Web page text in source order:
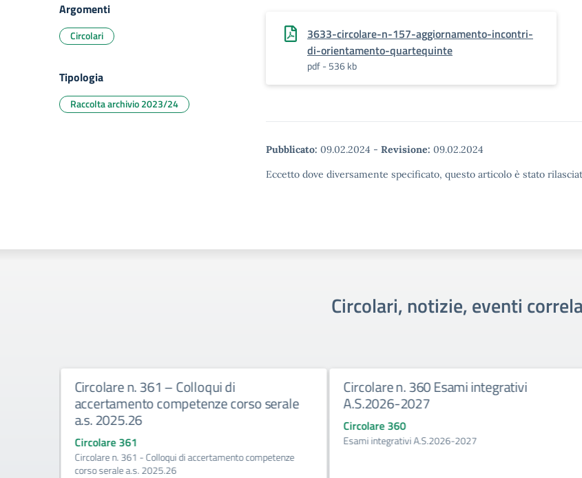
3633-circolare-n-157-aggiornamento-incontri-
di-orientamento-quartequinte
pdf - 536 kb
Pubblicato: 09.02.2024 - Revisione: 09.02.2024
Eccetto dove diversamente specificato, questo articolo è stato
Argomenti
Circolari
Tipologia
Raccolta archivio 2023/24
Circolari, notizie, eventi
Circolare n. 361 – Colloqui di
accertamento competenze corso serale
a.s. 2025.26
Circolare 361
Circolare n. 361 - Colloqui di accertamento competenze
corso serale a.s. 2025.26
Circolare n. 360 Esami integrativi
A.S.2026-2027
Circolare 360
Esami integrativi A.S.2026-2027